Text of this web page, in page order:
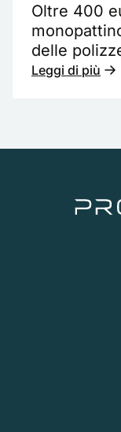
Oltre 400
delle
Leggi di più